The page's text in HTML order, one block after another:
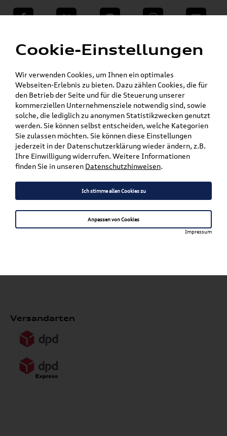
teilen Twitter Instagram WhatsApp E-Mail
Zurück
Versandkostenfrei*
Versandarten
Cookie-Einstellungen
Wir verwenden Cookies, um Ihnen ein optimales
Webseiten-Erlebnis zu bieten. Dazu zählen Cookies, die für
den Betrieb der Seite und für die Steuerung unserer
kommerziellen Unternehmensziele notwendig sind, sowie
solche, die lediglich zu anonymen Statistikzwecken genutzt
werden. Sie können selbst entscheiden, welche Kategorien
Sie zulassen möchten. Sie können diese Einstellungen
jederzeit in der Datenschutzerklärung wieder ändern, z.B.
Ihre Einwilligung widerrufen. Weitere Informationen
finden Sie in unseren Datenschutzhinweisen.
Ich stimme allen Cookies zu
Anpassen von Cookies
Impressum